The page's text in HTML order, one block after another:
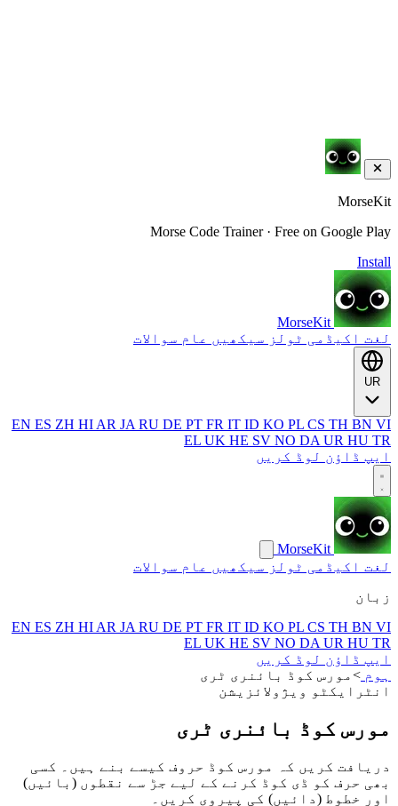
MorseKit
Morse Code Trainer · Free on Google Play
Install
MorseKit
لغت اکیڈمی ٹولز سیکھیں عام سوالات
UR
EN ES ZH HI AR JA RU DE PT FR IT ID KO PL CS TH BN VI
EL UK HE SV NO DA UR HU TR
ایپ ڈاؤن لوڈ کریں
MorseKit
لغت اکیڈمی ٹولز سیکھیں عام سوالات
زبان
EN ES ZH HI AR JA RU DE PT FR IT ID KO PL CS TH BN VI
EL UK HE SV NO DA UR HU TR
ایپ ڈاؤن لوڈ کریں
ہوم >مورس کوڈ بائنری ٹری
انٹرایکٹو ویژولائزیشن
مورس کوڈ بائنری ٹری
دریافت کریں کہ مورس کوڈ حروف کیسے بنے ہیں۔ کسی
بھی حرف کو ڈی کوڈ کرنے کے لیے جڑ سے نقطوں (بائیں)
اور خطوط (دائیں) کی پیروی کریں۔